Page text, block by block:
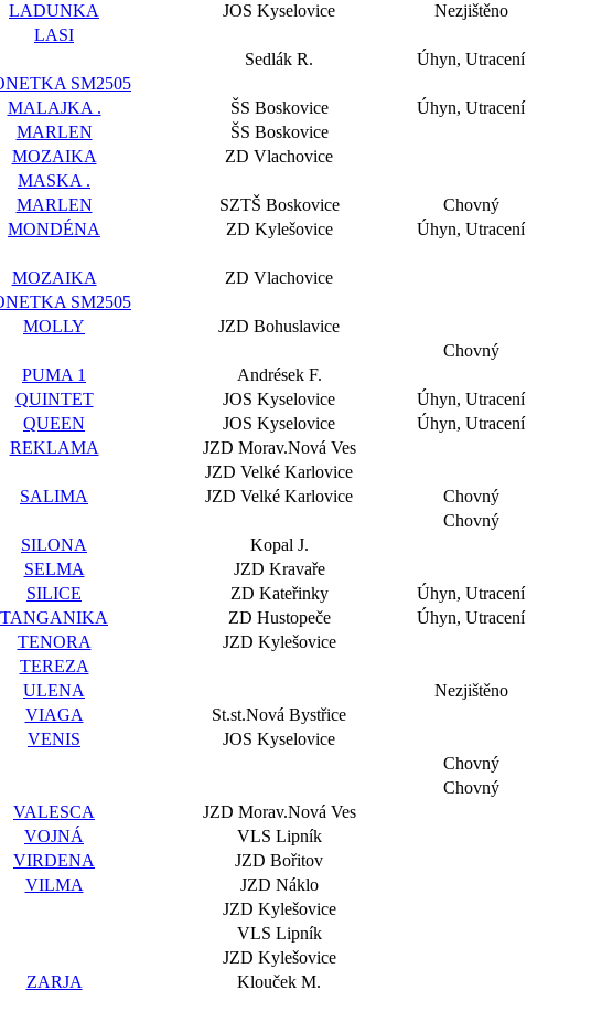
LADUNKA JOS Kyselovice
Nezjištěno
LASI
Sedlák R.
Úhyn, Utracení
SM2505
MALAJKA . ŠS Boskovice
Úhyn, Utracení
MARLEN
ŠS Boskovice
MOZAIKA
ZD Vlachovice
MASKA .
MARLEN SZTŠ Boskovice
Chovný
MONDÉNA ZD Kylešovice
Úhyn, Utracení
MOZAIKA
ZD Vlachovice
SM2505
MOLLY
JZD Bohuslavice
Chovný
PUMA 1
Andrések F.
QUINTET JOS Kyselovice
Úhyn, Utracení
QUEEN JOS Kyselovice
Úhyn, Utracení
REKLAMA
JZD Morav.Nová Ves
JZD Velké Karlovice
SALIMA JZD Velké Karlovice
Chovný
Chovný
SILONA
Kopal J.
SELMA
JZD Kravaře
SILICE ZD Kateřinky
Úhyn, Utracení
TANGANIKA ZD Hustopeče
Úhyn, Utracení
TENORA
JZD Kylešovice
TEREZA
ULENA
Nezjištěno
VIAGA
St.st.Nová Bystřice
VENIS
JOS Kyselovice
Chovný
Chovný
VALESCA
JZD Morav.Nová Ves
VOJNÁ
VLS Lipník
VIRDENA
JZD Bořitov
VILMA
JZD Náklo
JZD Kylešovice
VLS Lipník
JZD Kylešovice
ZARJA Klouček M.